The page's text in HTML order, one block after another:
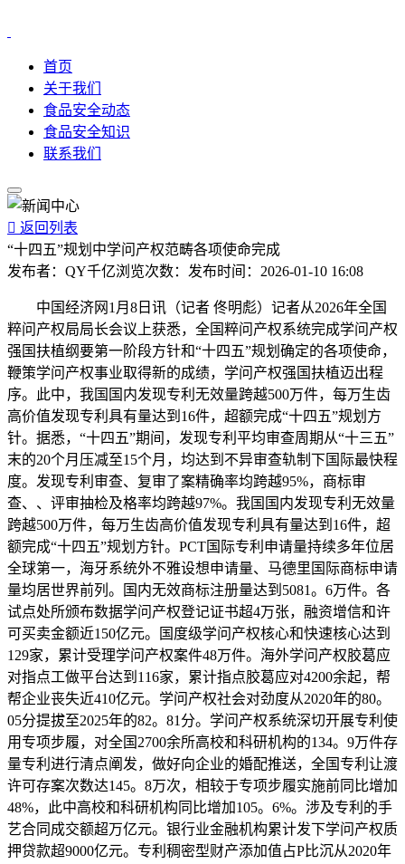
首页
关于我们
食品安全动态
食品安全知识
联系我们
 返回列表
“十四五”规划中学问产权范畴各项使命完成
发布者： QY千亿浏览次数： 发布时间： 2026-01-10 16:08
中国经济网1月8日讯（记者 佟明彪）记者从2026年全国
粹问产权局局长会议上获悉，全国粹问产权系统完成学问产权
强国扶植纲要第一阶段方针和“十四五”规划确定的各项使命，
鞭策学问产权事业取得新的成绩，学问产权强国扶植迈出程
序。此中，我国国内发现专利无效量跨越500万件，每万生齿
高价值发现专利具有量达到16件，超额完成“十四五”规划方
针。据悉，“十四五”期间，发现专利平均审查周期从“十三五”
末的20个月压减至15个月，均达到不异审查轨制下国际最快程
度。发现专利审查、复审了案精确率均跨越95%，商标审
查、、评审抽检及格率均跨越97%。我国国内发现专利无效量
跨越500万件，每万生齿高价值发现专利具有量达到16件，超
额完成“十四五”规划方针。PCT国际专利申请量持续多年位居
全球第一，海牙系统外不雅设想申请量、马德里国际商标申请
量均居世界前列。国内无效商标注册量达到5081。6万件。各
试点处所颁布数据学问产权登记证书超4万张，融资增信和许
可买卖金额近150亿元。国度级学问产权核心和快速核心达到
129家，累计受理学问产权案件48万件。海外学问产权胶葛应
对指点工做平台达到116家，累计指点胶葛应对4200余起，帮
帮企业丧失近410亿元。学问产权社会对劲度从2020年的80。
05分提拔至2025年的82。81分。学问产权系统深切开展专利使
用专项步履，对全国2700余所高校和科研机构的134。9万件存
量专利进行清点阐发，做好向企业的婚配推送，全国专利让渡
许可存案次数达145。8万次，相较于专项步履实施前同比增加
48%，此中高校和科研机构同比增加105。6%。涉及专利的手
艺合同成交额超万亿元。银行业金融机构累计发下学问产权质
押贷款超9000亿元。专利稠密型财产添加值占P比沉从2020年